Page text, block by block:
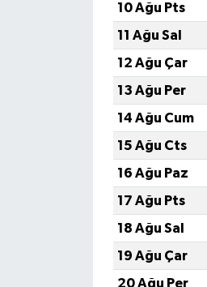
10 Ağu Pts
11 Ağu Sal
12 Ağu Çar
13 Ağu Per
14 Ağu Cum
15 Ağu Cts
16 Ağu Paz
17 Ağu Pts
18 Ağu Sal
19 Ağu Çar
20 Ağu Per